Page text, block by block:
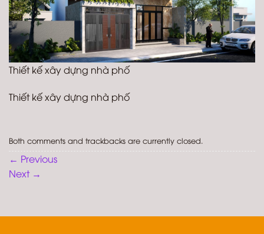
Thiết kế xây dựng nhà phố
Thiết kế xây dựng nhà phố
Both comments and trackbacks are currently closed.
← Previous
Next →